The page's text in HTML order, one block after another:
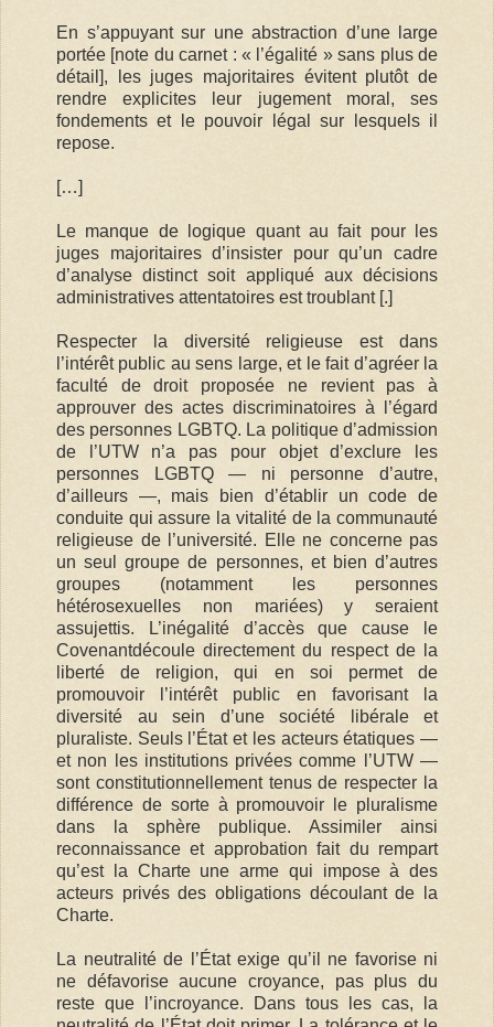
En s’appuyant sur une abstraction d’une large
portée [note du carnet : « l’égalité » sans plus de
détail], les juges majoritaires évitent plutôt de
rendre explicites leur jugement moral, ses
fondements et le pouvoir légal sur lesquels il
repose.
[…]
Le manque de logique quant au fait pour les
juges majoritaires d’insister pour qu’un cadre
d’analyse distinct soit appliqué aux décisions
administratives attentatoires est troublant [.]
Respecter la diversité religieuse est dans
l’intérêt public au sens large, et le fait d’agréer la
faculté de droit proposée ne revient pas à
approuver des actes discriminatoires à l’égard
des personnes LGBTQ. La politique d’admission
de l’UTW n’a pas pour objet d’exclure les
personnes LGBTQ — ni personne d’autre,
d’ailleurs —, mais bien d’établir un code de
conduite qui assure la vitalité de la communauté
religieuse de l’université. Elle ne concerne pas
un seul groupe de personnes, et bien d’autres
groupes (notamment les personnes
hétérosexuelles non mariées) y seraient
assujettis. L’inégalité d’accès que cause le
Covenantdécoule directement du respect de la
liberté de religion, qui en soi permet de
promouvoir l’intérêt public en favorisant la
diversité au sein d’une société libérale et
pluraliste. Seuls l’État et les acteurs étatiques —
et non les institutions privées comme l’UTW —
sont constitutionnellement tenus de respecter la
différence de sorte à promouvoir le pluralisme
dans la sphère publique. Assimiler ainsi
reconnaissance et approbation fait du rempart
qu’est la Charte une arme qui impose à des
acteurs privés des obligations découlant de la
Charte.
La neutralité de l’État exige qu’il ne favorise ni
ne défavorise aucune croyance, pas plus du
reste que l’incroyance. Dans tous les cas, la